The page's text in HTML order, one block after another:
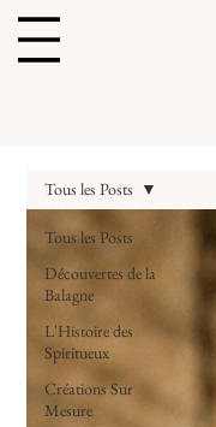
Tous les Posts
Découvertes de la
Balagne
L'Histoire des
Spiritueux
Créations Sur
Mesure
Tous les Posts